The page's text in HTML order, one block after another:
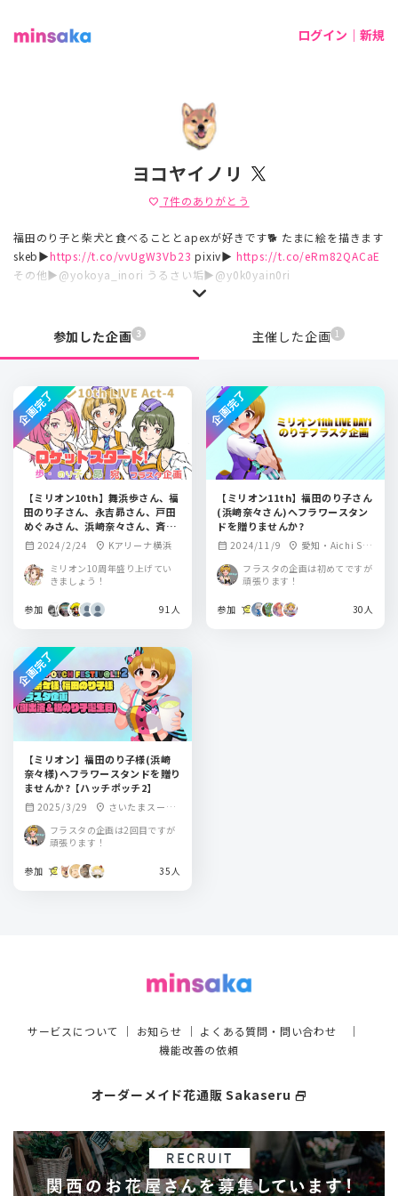
ログイン｜新規
ヨコヤイノリ
favorite 7件のありがとう
福田のり子と柴犬と食べることとapexが好きです🐕 たまに絵を描きます
skeb▶︎https://t.co/vvUgW3Vb23 pixiv▶︎ https://t.co/eRm82QACaE
その他▶︎@yokoya_inori うるさい垢▶︎@y0k0yain0ri
参加した企画 3 主催した企画 1
【ミリオン10th】舞浜歩さん、福
田のり子さん、永吉昴さん、戸田
めぐみさん、浜崎奈々さん、斉藤
佑圭さんへフラワースタンドを贈
りませんか？
calendar_month 2024/2/24 location_on Kアリーナ横浜
ミリオン10周年盛り上げてい
きましょう！
参加 91人
企画完了
【ミリオン11th】福田のり子さん
(浜崎奈々さん)へフラワースタン
ドを贈りませんか?
calendar_month 2024/11/9 location_on 愛知・Aichi Sky
Expo（愛知県国際
展示場） ホールA
フラスタの企画は初めてですが
頑張ります！
参加 30人
企画完了
【ミリオン】福田のり子様(浜崎
奈々様)へフラワースタンドを贈り
ませんか?【ハッチポッチ2】
calendar_month 2025/3/29 location_on さいたまスーパ
フラスタの企画は2回目ですが
頑張ります！
参加 35人
企画完了
サービスについて ｜ お知らせ ｜ よくある質問・問い合わせ ｜
機能改善の依頼
オーダーメイド花通販 Sakaseru select_window